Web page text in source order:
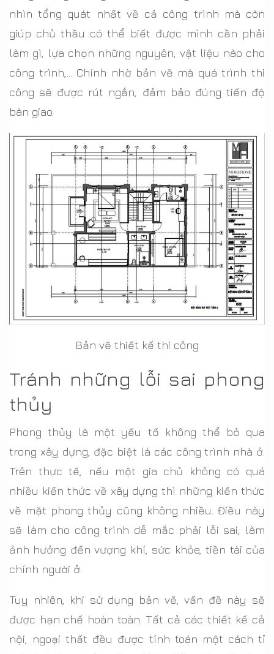
nhìn tổng quát nhất về cả công trình mà còn
giúp chủ thầu có thể biết được mình cần phải
làm gì, lựa chọn những nguyên, vật liệu nào cho
công trình,… Chính nhờ bản vẽ mà quá trình thi
công sẽ được rút ngắn, đảm bảo đúng tiến độ
bàn giao.
Bản vẽ thiết kế thi công
Tránh những lỗi sai phong
thủy
Phong thủy là một yếu tố không thể bỏ qua
trong xây dựng, đặc biệt là các công trình nhà ở.
Trên thực tế, nếu một gia chủ không có quá
nhiều kiến thức về xây dựng thì những kiến thức
về mặt phong thủy cũng không nhiều. Điều này
sẽ làm cho công trình dễ mắc phải lỗi sai, làm
ảnh hưởng đến vượng khí, sức khỏe, tiền tài của
chính người ở.
Tuy nhiên, khi sử dụng bản vẽ, vấn đề này sẽ
được hạn chế hoàn toàn. Tất cả các thiết kế cả
nội, ngoại thất đều được tính toán một cách tỉ